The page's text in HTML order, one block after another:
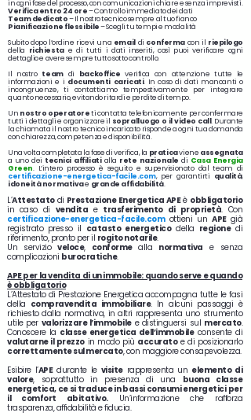
in ogni fase del processo, con comunicazioni chiare e senza imprevisti.
Verifica entro 24 ore– Controllo immediato dei dati
Team dedicato– Il nostro tecnico sempre al tuo fianco
Pianificazione flessibile– Scegli tu tempi e modalità
Subito dopo l’ordine ricevi una emaildi confermacon il riepilogo
della richiestae di tutti i dati inseriti, così puoi verificare ogni
dettaglio e avere sempre tutto sotto controllo.
Il nostro teamdi backofficeverifica con attenzione tutte le
informazioni e i documenti caricati. In caso di dati mancanti o
incongruenze, ti contattiamo tempestivamente per integrare
quanto necessario, evitando ritardi e perdite di tempo.
Un nostro operatoreti contatta telefonicamente per confermare
tutti i dettagli e organizzare il sopralluogo o il video call. Durante
la chiamata il nostro tecnico incaricato risponde a ogni tua domanda
con chiarezza, competenza e disponibilità.
Una volta completata la fase di verifica, la praticaviene assegnata
a uno dei tecnici affiliatialla rete nazionaledi Casa Energia
Green. L’intero processo è seguito e supervisionato dal team di
certificazione-energetica-facile.com, per garantirti qualità,
idoneità normativae grande affidabilità.
L’Attestatodi Prestazione Energetica APEè obbligatorio
in caso di vendita e trasferimento di proprietà. Con
certificazione-energetica-facile.comottieni unAPE già
registrato presso il catasto energeticodella regionedi
riferimento, pronto per il rogito notarile.
Un servizioveloce, conformealla normativa e senza
complicazioni burocratiche.
APE per la vendita di un immobile: quando serve e quando
è obbligatorio
L’Attestato di Prestazione Energetica accompagna tutte le fasi
della compravendita immobiliare. In alcuni passaggi è
richiesto dalla normativa, in altri rappresenta uno strumento
utile per valorizzare l’immobilee distinguersi sul mercato.
Conoscere la classe energetica dell’immobileconsente di
valutarne il prezzoin modo più accuratoe di posizionarlo
correttamente sul mercato, con maggiore consapevolezza.
Esibire l’APEdurante le visiterappresenta un elemento di
valore, soprattutto in presenza di una buona classe
energetica, ce si traduce in bassi consumi energetici per
il comfort abitativo.Un’informazione che rafforza
trasparenza, affidabilità e fiducia.